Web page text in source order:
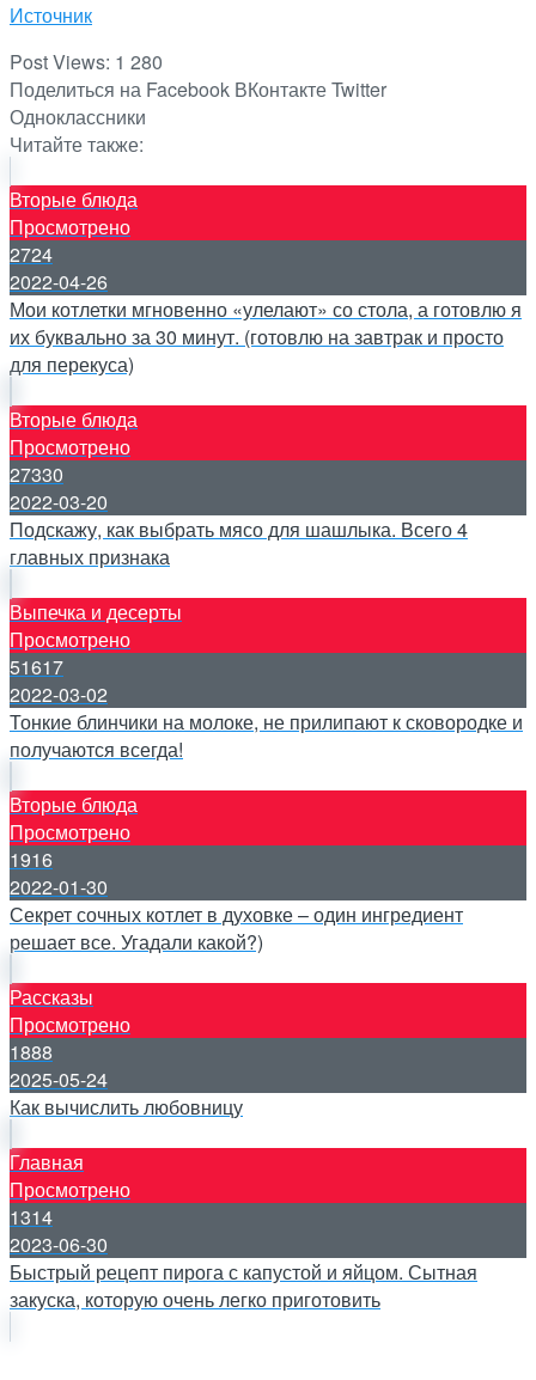
Источник
Post Views: 1 280
Поделиться на Facebook ВКонтактеTwitter
Одноклассники
Читайте также:
Вторые блюда
Просмотрено
2724
2022-04-26
Мои котлетки мгновенно «улелают» со стола, а готовлю я
их буквально за 30 минут. (готовлю на завтрак и просто
для перекуса)
Вторые блюда
Просмотрено
27330
2022-03-20
Подскажу, как выбрать мясо для шашлыка. Всего 4
главных признака
Выпечка и десерты
Просмотрено
51617
2022-03-02
Тонкие блинчики на молоке, не прилипают к сковородке и
получаются всегда!
Вторые блюда
Просмотрено
1916
2022-01-30
Секрет сочных котлет в духовке – один ингредиент
решает все. Угадали какой?)
Рассказы
Просмотрено
1888
2025-05-24
Как вычислить любовницу
Главная
Просмотрено
1314
2023-06-30
Быстрый рецепт пирога с капустой и яйцом. Сытная
закуска, которую очень легко приготовить